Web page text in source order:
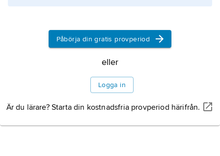
innehåller förutom mineralen zinkblände och
blyglans ofta baryt och flusspat.
Information om artikeln
Påbörja din gratis provperiod
eller
Logga in
Är du lärare? Starta din kostnadsfria provperiod härifrån.